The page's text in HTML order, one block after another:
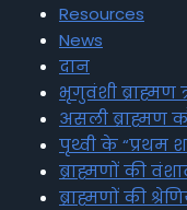
Resources
News
दान
भृगुवंशी ब्राह्मण
असली ब्राह्मण
पृथ्वी के “प्रथम
ब्राह्मणों की
ब्राह्मणों की